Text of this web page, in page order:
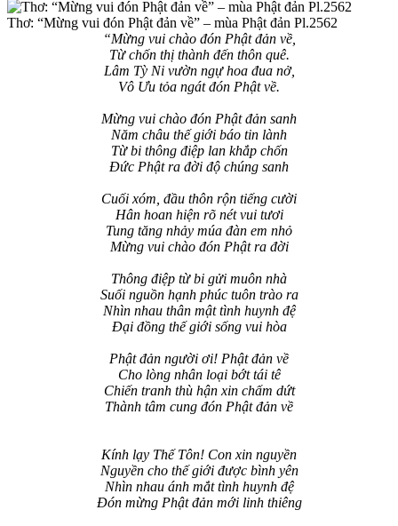
Thơ: “Mừng vui đón Phật đản về” – mùa Phật đản Pl.2562
“Mừng vui chào đón Phật đản về,
Từ chốn thị thành đến thôn quê.
Lâm Tỳ Ni vườn ngự hoa đua nở,
Vô Ưu tỏa ngát đón Phật về.
Mừng vui chào đón Phật đản sanh
Năm châu thế giới báo tin lành
Từ bi thông điệp lan khắp chốn
Đức Phật ra đời độ chúng sanh
Cuối xóm, đầu thôn rộn tiếng cười
Hân hoan hiện rõ nét vui tươi
Tung tăng nhảy múa đàn em nhỏ
Mừng vui chào đón Phật ra đời
Thông điệp từ bi gửi muôn nhà
Suối nguồn hạnh phúc tuôn trào ra
Nhìn nhau thân mật tình huynh đệ
Đại đồng thế giới sống vui hòa
Phật đản người ơi! Phật đản về
Cho lòng nhân loại bớt tái tê
Chiến tranh thù hận xin chấm dứt
Thành tâm cung đón Phật đản về
Kính lạy Thế Tôn! Con xin nguyền
Nguyền cho thế giới được bình yên
Nhìn nhau ánh mắt tình huynh đệ
Đón mừng Phật đản mới linh thiêng